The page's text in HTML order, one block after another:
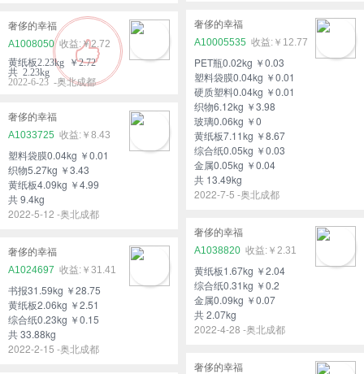
奢侈的幸福
A10005535
￥12.77
PET瓶0.02kg ￥0.03
塑料袋膜0.04kg ￥0.01
硬质塑料0.04kg ￥0.01
织物6.12kg ￥3.98
玻璃0.06kg ￥0
黄纸板7.11kg ￥8.67
综合纸0.05kg ￥0.03
金属0.05kg ￥0.04
共 13.49kg
2022-7-5 -奥北成都
奢侈的幸福
A1008050
￥2.72
黄纸板2.23kg ￥2.72
共 2.23kg
2022-6-23 -奥北成都
奢侈的幸福
A1033725
￥8.43
塑料袋膜0.04kg ￥0.01
织物5.27kg ￥3.43
黄纸板4.09kg ￥4.99
共 9.4kg
2022-5-12 -奥北成都
奢侈的幸福
A1038820
￥2.31
黄纸板1.67kg ￥2.04
综合纸0.31kg ￥0.2
金属0.09kg ￥0.07
共 2.07kg
2022-4-28 -奥北成都
奢侈的幸福
A1024697
￥31.41
书报31.59kg ￥28.75
黄纸板2.06kg ￥2.51
综合纸0.23kg ￥0.15
共 33.88kg
2022-2-15 -奥北成都
奢侈的幸福